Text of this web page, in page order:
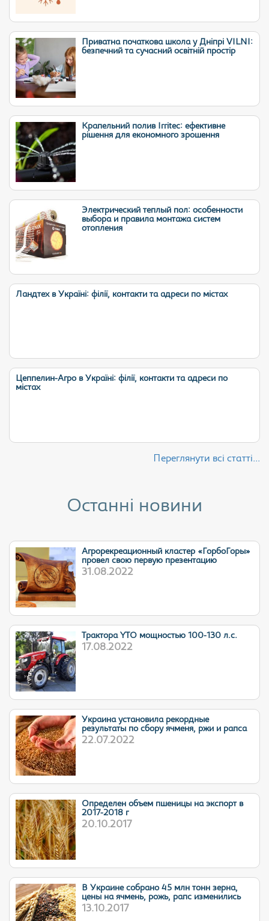
Приватна початкова школа у Дніпрі VILNI:
безпечний та сучасний освітній простір
Крапельний полив Irritec: ефективне
рішення для економного зрошення
Электрический теплый пол: особенности
выбора и правила монтажа систем
отопления
Ландтех в Україні: філії, контакти та адреси по містах
Цеппелин-Агро в Україні: філії, контакти та адреси по
містах
Переглянути всі статті...
Останні новини
Агрорекреационный кластер «ГорбоГоры»
провел свою первую презентацию
31.08.2022
Трактора YTO мощностью 100-130 л.с.
17.08.2022
Украина установила рекордные
результаты по сбору ячменя, ржи и рапса
22.07.2022
Определен объем пшеницы на экспорт в
2017-2018 г
20.10.2017
В Украине собрано 45 млн тонн зерна,
цены на ячмень, рожь, рапс изменились
13.10.2017